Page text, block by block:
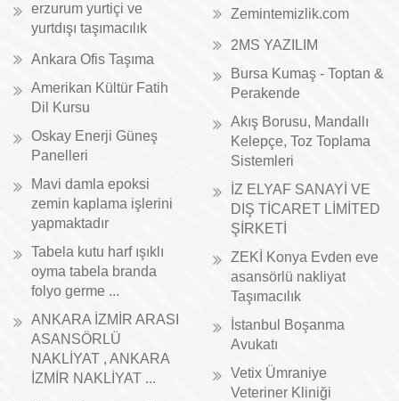
erzurum yurtiçi ve
yurtdışı taşımacılık
Ankara Ofis Taşıma
Amerikan Kültür Fatih
Dil Kursu
Oskay Enerji Güneş
Panelleri
Mavi damla epoksi
zemin kaplama işlerini
yapmaktadır
Tabela kutu harf ışıklı
oyma tabela branda
folyo germe ...
ANKARA İZMİR ARASI
ASANSÖRLÜ
NAKLİYAT , ANKARA
İZMİR NAKLİYAT ...
Zemintemizlik.com
2MS YAZILIM
Bursa Kumaş - Toptan &
Perakende
Akış Borusu, Mandallı
Kelepçe, Toz Toplama
Sistemleri
İZ ELYAF SANAYİ VE
DIŞ TİCARET LİMİTED
ŞİRKETİ
ZEKİ Konya Evden eve
asansörlü nakliyat
Taşımacılık
İstanbul Boşanma
Avukatı
Vetix Ümraniye
Veteriner Kliniği